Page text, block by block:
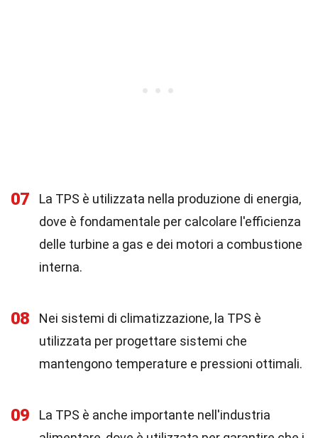
07
La TPS è utilizzata nella produzione di energia,
dove è fondamentale per calcolare l'efficienza
delle turbine a gas e dei motori a combustione
interna.
08
Nei sistemi di climatizzazione, la TPS è
utilizzata per progettare sistemi che
mantengono temperature e pressioni ottimali.
09
La TPS è anche importante nell'industria